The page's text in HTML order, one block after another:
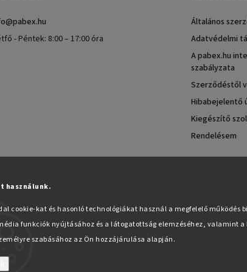
használunk.
cookie-kat és hasonló technológiákat használ a megfelelő működés
funkciók nyújtásához és a látogatottság elemzéséhez, valamint a
szabásához az Ön hozzájárulása alapján.
@pabex.hu
- Péntek: 8:00 – 17:00 óra
Általános
Adatvédelmi
A pabex.hu
szabályzata
Szerződéstől
Hibabejelentő
Kiegészítő
Rendelésem